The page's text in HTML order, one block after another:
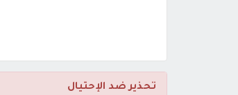
تحذير ضد الإحتيال